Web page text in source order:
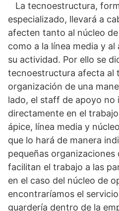
La tecnoestructura,
especializado, llevará a
afecten tanto al núcleo
como a la línea media y
su actividad. Por ello se
tecnoestructura afecta al
organización de una
lado, el staff de apoyo no
directamente en el
ápice, línea media y
que lo hará de manera
pequeñas
facilitan el trabajo a las
en el caso del núcleo de
encontraríamos el
guardería dentro de la